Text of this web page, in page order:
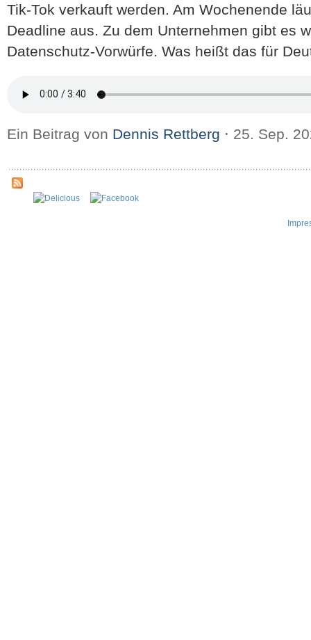
Tik-Tok verkauft werden. Am Wochenende
Deadline aus. Zu dem Unternehmen gibt es
Datenschutz-Vorwürfe. Was heißt das für
Ein Beitrag von Dennis Rettberg ⋅ 25. Sep.